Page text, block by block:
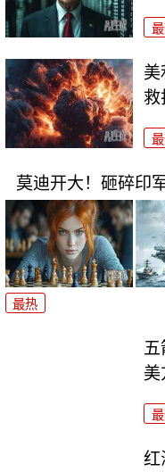
美
救
莫迪开大！砸碎印
最热
美
红